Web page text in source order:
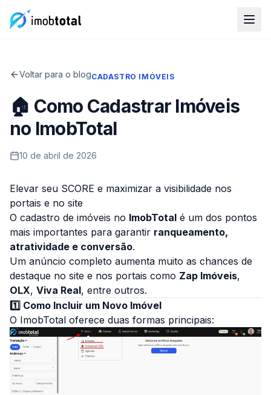
Voltar para o blogCADASTRO IMÓVEIS
🏠 Como Cadastrar Imóveis
no ImobTotal
10 de abril de 2026
Elevar seu SCORE e maximizar a visibilidade nos
portais e no site
O cadastro de imóveis no ImobTotal é um dos pontos
mais importantes para garantir ranqueamento,
atratividade e conversão.
Um anúncio completo aumenta muito as chances de
destaque no site e nos portais como Zap Imóveis,
OLX, Viva Real, entre outros.
1️⃣ Como Incluir um Novo Imóvel
O ImobTotal oferece duas formas principais: